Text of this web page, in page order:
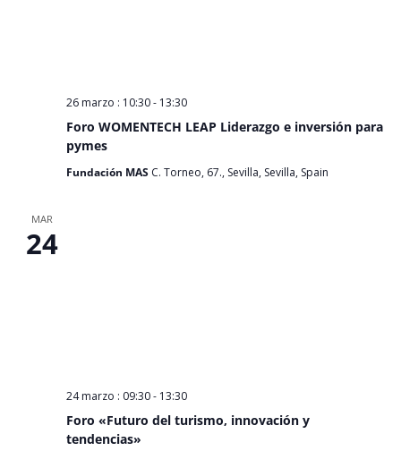
Foro WOMENTECH LEAP Liderazgo e inversión para
pymes
26 marzo : 10:30- 13:30
Fundación MAS C. Torneo, 67., Sevilla, Sevilla, Spain
MAR
24
Foro «Futuro del turismo, innovación y
tendencias»
24 marzo : 09:30- 13:30